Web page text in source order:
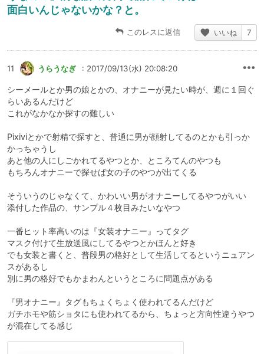
面白いんじゃないかな？と。
このレスに返信 いいね 7
11 うらうなぎ : 2017/09/13(水) 20:08:20
シーメールとか男の娘とかの、オナニーが見たい時が、週に１回ぐ
らいあるんだけど
これがなかなか探すの難しい
Pixiviとかで射精で探すと、普通に男が顔射してるのとかも引っか
かっちゃうし
あと他の人にしごかれてるやつとか、ところてんのやつも
もちろんオナニーで探せば女の子のやつが出てくる
そういうのじゃなくて、かわいい男がオナニーしてるやつがいい
添付した作品の、サンプル４枚目みたいなやつ
一番ヒット率高いのは『女装オナニー』ってタグ
マスク付けて生放送風にしてるやつとかほんと好き
でも女装と書くと、普段男の格好として生活してるというニュアン
スがあるし
別に男の格好でもかまわんというところに問題点がある
『男オナニー』タグもちょくちょく使われてるんだけど
ガチホモや筋ショタにも使われてるから、ちょっと方向性違うやつ
が混在してる感じ